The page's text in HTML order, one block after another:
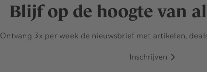
Blijf op de hoogte van
Ontvang 3x per week de nieuwsbrief met artikelen,
Inschrijven